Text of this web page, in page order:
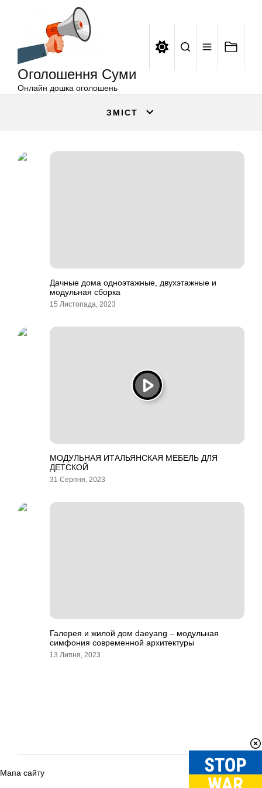
Оголошення Суми
Онлайн дошка оголошень
ЗМІСТ
Дачные дома одноэтажные, двухэтажные и
модульная сборка
15 Листопада, 2023
МОДУЛЬНАЯ ИТАЛЬЯНСКАЯ МЕБЕЛЬ ДЛЯ
ДЕТСКОЙ
31 Серпня, 2023
Галерея и жилой дом daeyang – модульная
симфония современной архитектуры
13 Липня, 2023
Мапа сайту